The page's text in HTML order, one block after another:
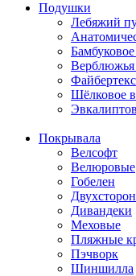
Подушки
Лебяжий
Верблюжья
Файбертекс
Шёлковое
Покрывала
Велсофт
Велюровые
Гобелен
Дивандеки
Меховые
Пляжные
Пэчворк
Шиншилла